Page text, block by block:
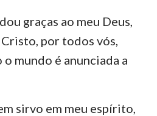
graças ao meu Deus,
por todos vós,
mundo é anunciada a
sirvo em meu espírito,